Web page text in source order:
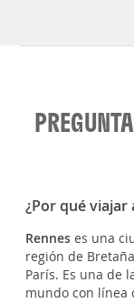
¿Por qué viajar
Rennes es una
región de
París. Es una de
mundo con línea